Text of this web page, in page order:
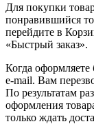
Для покупки
понравившийся
перейдите в
«Быстрый заказ».
Когда
e-mail. Вам
По результатам
оформления
только ждать